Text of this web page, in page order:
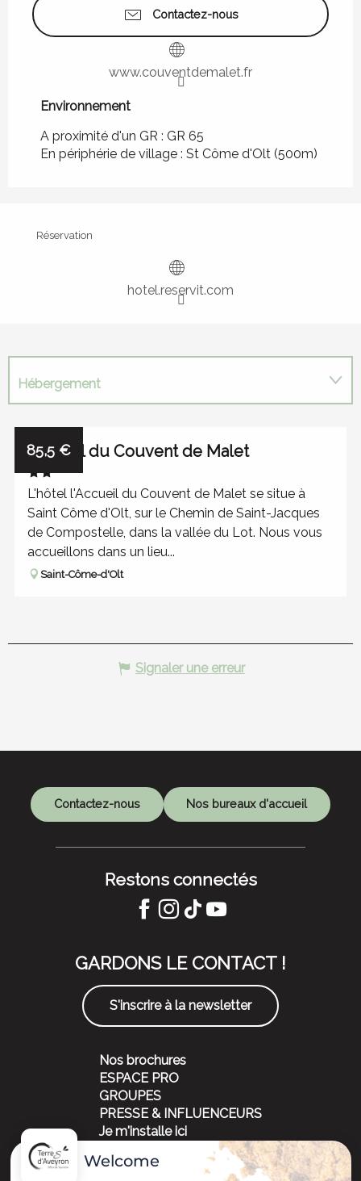
Contactez-nous
www.couventdemalet.fr
Environnement
Environnement
A proximité d'un GR : GR 65
En périphérie de village : St Côme d'Olt (500m)
Réservation
hotel.reservit.com
Hébergement
Restauration
85,5 €
Accueil du Couvent de Malet
L'hôtel l'Accueil du Couvent de Malet se situe à
Saint Côme d'Olt, sur le Chemin de Saint-Jacques
de Compostelle, dans la vallée du Lot. Nous vous
accueillons dans un lieu...
Saint-Côme-d'Olt
Signaler une erreur
Contactez-nous Nos bureaux d'accueil
Restons connectés
GARDONS LE CONTACT !
S'inscrire à la newsletter
Nos brochures
ESPACE PRO
GROUPES
PRESSE & INFLUENCEURS
Je m'installe ici
Welcome